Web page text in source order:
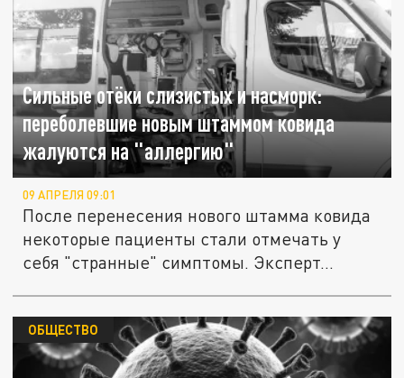
Сильные отёки слизистых и насморк:
переболевшие новым штаммом ковида
жалуются на "аллергию"
09 АПРЕЛЯ 09:01
После перенесения нового штамма ковида
некоторые пациенты стали отмечать у
себя "странные" симптомы. Эксперт...
ОБЩЕСТВО